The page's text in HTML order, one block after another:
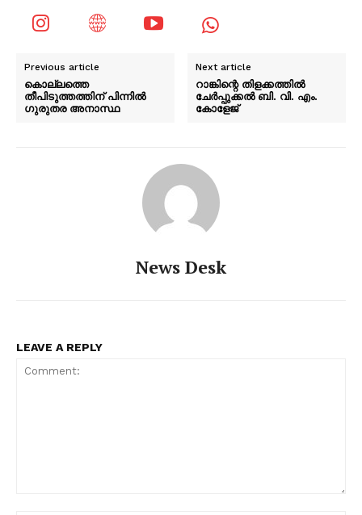
Previous article
കൊല്ലത്തെ
തീപിടുത്തത്തിന് പിന്നിൽ
ഗുരുതര അനാസ്ഥ
Next article
റാങ്കിന്റെ തിളക്കത്തിൽ
ചേർപ്പുക്കൽ ബി. വി. എം.
കോളേജ്
News Desk
LEAVE A REPLY